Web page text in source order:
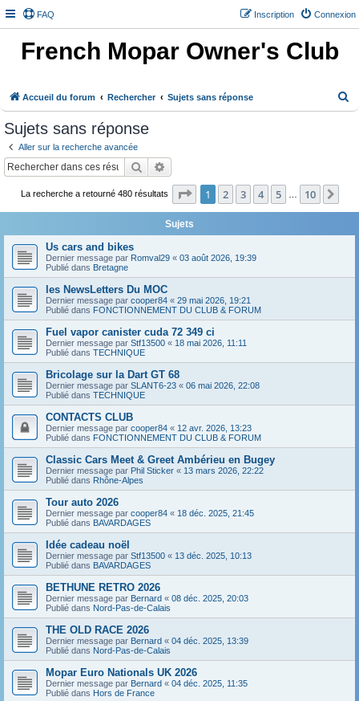
FAQ Connexion
Inscription
French Mopar Owner's Club
Accueil du forum Rechercher Sujets sans réponse
c
Sujets sans réponse
Aller sur la recherche avancée
Rechercher
La recherche a retourné 480 résultats Page 1sur10
1 2 3 4 5 10
Sujets
Us cars and bikes
Dernier message par Romval29 « 03 août 2026, 19:39
Publié dans Bretagne
les NewsLetters Du MOC
Dernier message par cooper84 « 29 mai 2026, 19:21
Publié dans FONCTIONNEMENT DU CLUB & FORUM
Fuel vapor canister cuda 72 349 ci
Dernier message par Stf13500 « 18 mai 2026, 11:11
Publié dans TECHNIQUE
Bricolage sur la Dart GT 68
Dernier message par SLANT6-23 « 06 mai 2026, 22:08
Publié dans TECHNIQUE
CONTACTS CLUB
Dernier message par cooper84 « 12 avr. 2026, 13:23
Publié dans FONCTIONNEMENT DU CLUB & FORUM
Classic Cars Meet & Greet Ambérieu en Bugey
Dernier message par Phil Sticker « 13 mars 2026, 22:22
Publié dans Rhône-Alpes
Tour auto 2026
Dernier message par cooper84 « 18 déc. 2025, 21:45
Publié dans BAVARDAGES
Idée cadeau noël
Dernier message par Stf13500 « 13 déc. 2025, 10:13
Publié dans BAVARDAGES
BETHUNE RETRO 2026
Dernier message par Bernard « 08 déc. 2025, 20:03
Publié dans Nord-Pas-de-Calais
THE OLD RACE 2026
Dernier message par Bernard « 04 déc. 2025, 13:39
Publié dans Nord-Pas-de-Calais
Mopar Euro Nationals UK 2026
Dernier message par Bernard « 04 déc. 2025, 11:35
Publié dans Hors de France